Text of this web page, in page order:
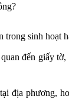
trong sinh hoạt
đến giấy
địa phương,